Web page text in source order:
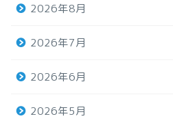
2026年8月
2026年7月
2026年6月
2026年5月